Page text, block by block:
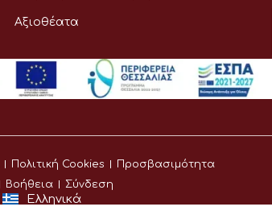
Αξιοθέατα
Πολιτική Cookies
Προσβασιμότητα
Βοήθεια Σύνδεση
Ελληνικά